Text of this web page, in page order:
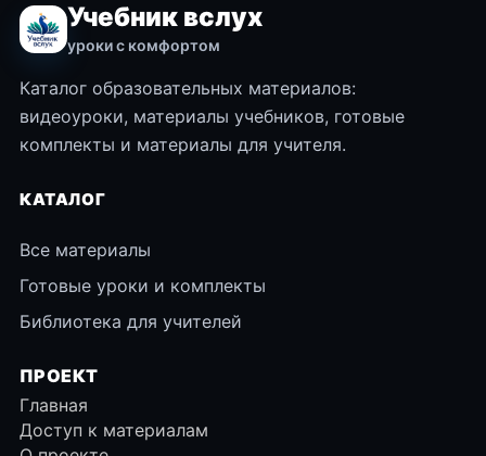
Учебник вслух
уроки с комфортом
Каталог образовательных материалов:
видеоуроки, материалы учебников, готовые
комплекты и материалы для учителя.
КАТАЛОГ
Все материалы
Готовые уроки и комплекты
Библиотека для учителей
ПРОЕКТ
Главная
Доступ к материалам